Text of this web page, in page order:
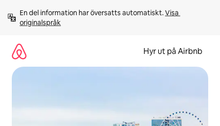
innehåll
En del information har översatts automatiskt. Visa
originalspråk
Hyr ut på Airbnb